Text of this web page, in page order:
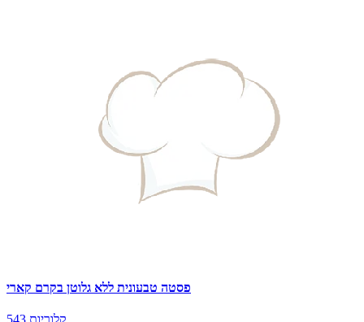
פסטה טבעונית ללא גלוטן בקרם קארי
543 קלוריות